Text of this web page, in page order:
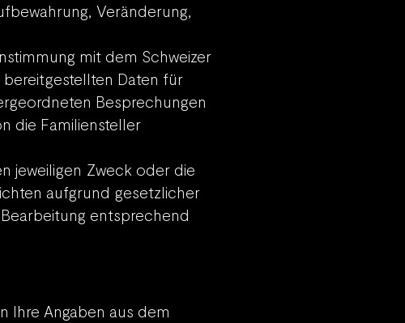
Veränderung,
mit dem Schweizer
Daten für
Besprechungen
die Familiensteller
jeweiligen Zweck oder die
aufgrund gesetzlicher
entsprechend
Ihre Angaben aus dem